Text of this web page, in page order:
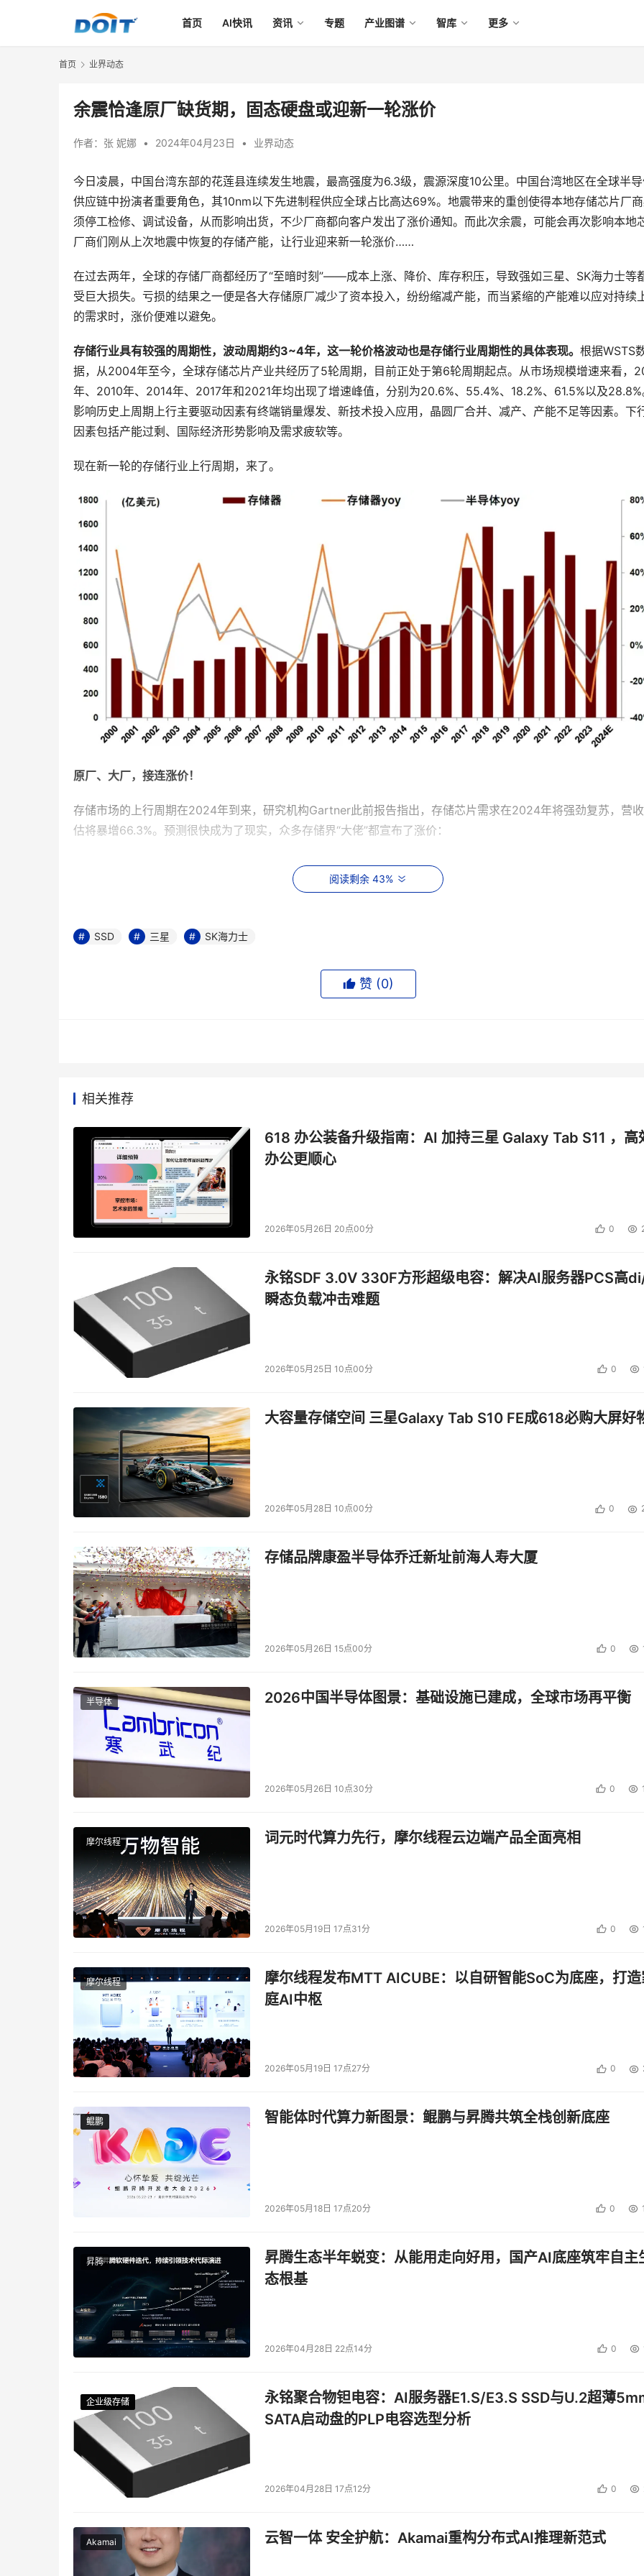
首页 AI快讯 资讯 专题 产业图谱 智库 更多
首页 业界动态
余震恰逢原厂缺货期，固态硬盘或迎新一轮涨价
作者： 张 妮娜 • 2024年04月23日 • 业界动态
今日凌晨，中国台湾东部的花莲县连续发生地震，最高强度为6.3级，震源深度10公里。中国台湾地区在全球半
供应链中扮演者重要角色，其10nm以下先进制程供应全球占比高达69%。地震带来的重创使得本地存储芯片厂
须停工检修、调试设备，从而影响出货，不少厂商都向客户发出了涨价通知。而此次余震，可能会再次影响本地
厂商们刚从上次地震中恢复的存储产能，让行业迎来新一轮涨价……
在过去两年，全球的存储厂商都经历了“至暗时刻”——成本上涨、降价、库存积压，导致强如三星、SK海力士等
受巨大损失。亏损的结果之一便是各大存储原厂减少了资本投入，纷纷缩减产能，而当紧缩的产能难以应对持续
的需求时，涨价便难以避免。
存储行业具有较强的周期性，波动周期约3~4年，这一轮价格波动也是存储行业周期性的具体表现。 根据WSTS
据，从2004年至今，全球存储芯片产业共经历了5轮周期，目前正处于第6轮周期起点。从市场规模增速来看，
年、2010年、2014年、2017年和2021年均出现了增速峰值，分别为20.6%、55.4%、18.2%、61.5%以及28.8%
影响历史上周期上行主要驱动因素有终端销量爆发、新技术投入应用，晶圆厂合并、减产、产能不足等因素。下
现在新一轮的存储行业上行周期，来了。
原厂、大厂，接连涨价！
存储市场的上行周期在2024年到来，研究机构Gartner此前报告指出，存储芯片需求在2024年将强劲复苏，营
估将暴增66.3%。预测很快成为了现实，众多存储界“大佬”都宣布了涨价：
据BusinessKorea的报道，三星拟在第二季度上调企业级SSD价格20%-25%，旨在扭转自2023年以来的下
趋势。最初，三星计划较上一季度提价约15%。但由于需求高于预期，三星决定扩大提价幅度。
涨幅高达超过20%。
4月10日，西部数据表示，旗下的机械硬盘（HDD）和固态硬盘（SSD）都出现了供应短缺。而且闪存
品的需求也超出了预期，因此本季度将继续调整闪存和硬盘产品的价格，其中一些变动将立即生效。
TrendForce认为，受益于北美和中国通信服务提供商不断增长的需求，预计今年上半年企业级SSD采购量将环比增
除了供应方，需求方对存储芯片需求的增加也进一步将供需曲线推向了卖方市场，此前英伟达CEO黄仁勋在英伟达
GTC 2024活动的媒体见面会上暗示，英伟达有意采购三星的HBM芯片。随后有韩媒爆料称，英伟达最快将从9月
始大量购买三星的闪存产品，将会给接下来三星电子的业绩带来更强的增长动力。
AI 引领，企业级SSD需求强劲复苏
可以确定的是，2024年是存储行业复苏的转折之年。受疫情、经济不稳定等因素影响，全球消费电子市场经历了
年的下滑。随着人工智能的蓬勃发展，生成式AI的普及，AI技术在PC和手机的广泛应用，AI PC和AI手机也迎来
一轮爆发，PC、智能手机等终端厂商预计将引来需求复苏，带动NAND Flash等存储的价格上涨。
此外，人工智能技术的快速发展也推动了对存储性能需求的爆发式增长。这一变化也将助力整个行业的转型升级。
旗分析师指出，SSD将成为AI的一部分，可能会取代HDD用于AI。因为SSD更适合AI训练应用，其速度较HDD快
倍。美国顶级科技公司的数据中心正在从HDD转向企业级SSD。这一趋势也极大地增加了对存储设备的需求，导致
在需求量显著增加的当下，一些买家试图在下半年旺季之前增加库存水平，预计第二季度企业级SSD合同价格将上
20%-25%。业界分析，受惠于北美及中国云端服务业者（CSP）需求上升，预期2024年上半年企业级SSD采购量
会逐季成长。预估今年第二季企业级SSD合约价季增20~25%，涨幅为全线产品最高。而在消费级SSD在第二季度
估增幅为10~15%。
场份额较低。近年来，虽然本土厂商积极发力企业级 SSD，但由于SSD格局较为集中，几家国际存储巨头依然掌握
较高话语权。因此，伴随着全球存储芯片价格的上涨和半导体供应链压力的持续加大，国产固态硬盘的成本也会被
跟随国际市场而水涨船高。
回顾近几年的存储行业发展，可以看到无论是因供需-价格周期、地震影响还是国际供应链的不稳定性，包括中国
内的全球各地的半导体企业，都经历了一系列严峻的考验。但这些也加大了中国的存储芯片制造商提供了改进工
产业在新一轮上行周期中蓬勃发展。
阅读剩余 43%
本文来源于DOIT传媒，文章内容仅供参考，不构成投资建议。
SSD 三星 SK海力士
赞 (0)
相关推荐
618 办公装备升级指南：AI 加持三星 Galaxy Tab S11 ，高
办公更顺心
2026年05月26日 20点00分 0
永铭SDF 3.0V 330F方形超级电容：解决AI服务器PCS高
瞬态负载冲击难题
2026年05月25日 10点00分 0
大容量存储空间 三星Galaxy Tab S10 FE成618必购大屏好
2026年05月28日 10点00分 0
存储品牌康盈半导体乔迁新址前海人寿大厦
2026年05月26日 15点00分 0
半导体 2026中国半导体图景：基础设施已建成，全球市场再平衡
2026年05月26日 10点30分 0
摩尔线程 词元时代算力先行，摩尔线程云边端产品全面亮相
2026年05月19日 17点31分 0
摩尔线程
摩尔线程发布MTT AICUBE：以自研智能SoC为底座，打
庭AI中枢
2026年05月19日 17点27分 0
鲲鹏
鲲鹏 智能体时代算力新图景：鲲鹏与昇腾共筑全栈创新底座
2026年05月18日 17点20分 0
昇腾
昇腾生态半年蜕变：从能用走向好用，国产AI底座筑牢自主
态根基
2026年04月28日 22点14分 0
企业级存储
企业级存储
企业级存储
企业级存储
永铭聚合物钽电容：AI服务器E1.S/E3.S SSD与U.2超薄
SATA启动盘的PLP电容选型分析
2026年04月28日 17点12分 0
Akamai 云智一体 安全护航：Akamai重构分布式AI推理新范式